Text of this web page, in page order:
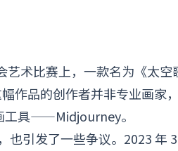
艺术比赛上，一款名为《太
作品的创作者并非专业画家
工具——Midjourney。
也引发了一些争议。2023 年